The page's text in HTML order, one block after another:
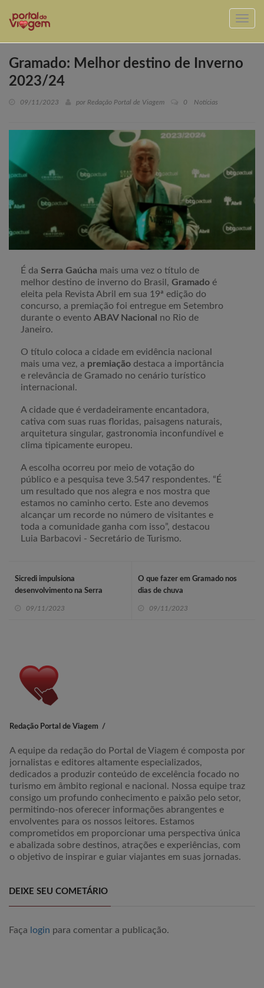
Gramado: Melhor destino de Inverno
2023/24
09/11/2023 por Redação Portal de Viagem 0 Notícias
É da Serra Gaúcha mais uma vez o título de
melhor destino de inverno do Brasil, Gramado é
eleita pela Revista Abril em sua 19ª edição do
concurso, a premiação foi entregue em Setembro
durante o evento ABAV Nacional no Rio de
Janeiro.
O título coloca a cidade em evidência nacional
mais uma vez, a premiação destaca a importância
e relevância de Gramado no cenário turístico
internacional.
A cidade que é verdadeiramente encantadora,
cativa com suas ruas floridas, paisagens naturais,
arquitetura singular, gastronomia inconfundível e
clima tipicamente europeu.
A escolha ocorreu por meio de votação do
público e a pesquisa teve 3.547 respondentes. “É
um resultado que nos alegra e nos mostra que
estamos no caminho certo. Este ano devemos
alcançar um recorde no número de visitantes e
toda a comunidade ganha com isso”, destacou
Luia Barbacovi - Secretário de Turismo.
Sicredi impulsiona
desenvolvimento na Serra
09/11/2023
O que fazer em Gramado nos
dias de chuva
09/11/2023
Redação Portal de Viagem
A equipe da redação do Portal de Viagem é composta por
jornalistas e editores altamente especializados,
dedicados a produzir conteúdo de excelência focado no
turismo em âmbito regional e nacional. Nossa equipe traz
consigo um profundo conhecimento e paixão pelo setor,
permitindo-nos oferecer informações abrangentes e
envolventes para os nossos leitores. Estamos
comprometidos em proporcionar uma perspectiva única
e abalizada sobre destinos, atrações e experiências, com
o objetivo de inspirar e guiar viajantes em suas jornadas.
DEIXE SEU COMETÁRIO
Faça login para comentar a publicação.